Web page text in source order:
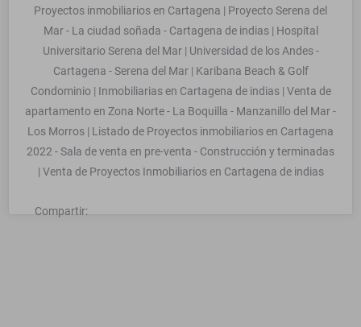
Proyectos inmobiliarios en Cartagena | Proyecto Serena del
Mar - La ciudad soñada - Cartagena de indias | Hospital
Universitario Serena del Mar | Universidad de los Andes -
Cartagena - Serena del Mar | Karibana Beach & Golf
Condominio | Inmobiliarias en Cartagena de indias | Venta de
apartamento en Zona Norte - La Boquilla - Manzanillo del Mar -
Los Morros | Listado de Proyectos inmobiliarios en Cartagena
2022 - Sala de venta en pre-venta - Construcción y terminadas
| Venta de Proyectos Inmobiliarios en Cartagena de indias
Compartir: